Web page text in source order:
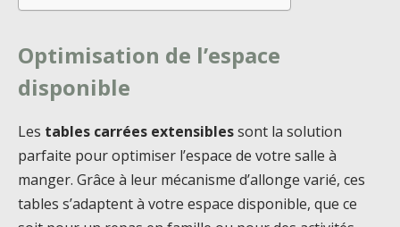
Optimisation de l’espace
disponible
Les tables carrées extensiblessont la solution
parfaite pour optimiser l’espace de votre salle à
manger. Grâce à leur mécanisme d’allonge varié, ces
tables s’adaptent à votre espace disponible, que ce